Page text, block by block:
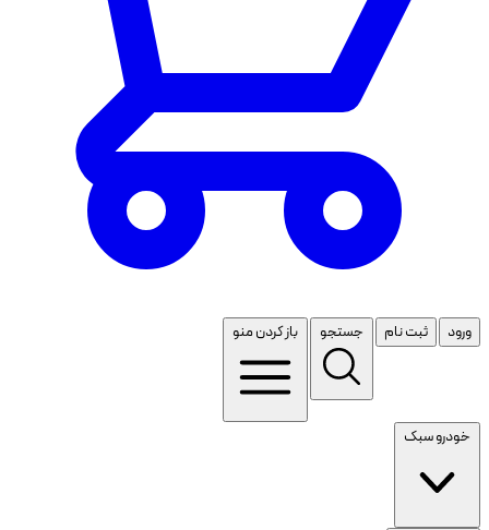
ورود ثبت نام جستجو باز کردن منو
خودرو سبک